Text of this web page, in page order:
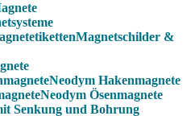
Magnetschilder &
Neodym Hakenmagnete
Neodym Ösenmagnete